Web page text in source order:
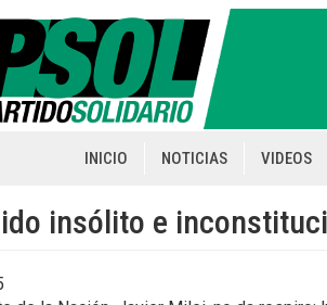
navigation
INICIO NOTICIAS VIDEOS
insólito e